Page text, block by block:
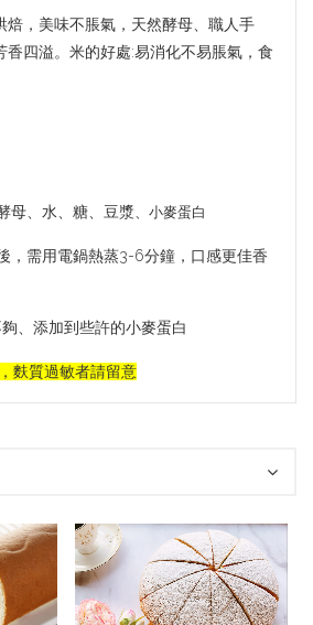
焙，美味不脹氣，天然酵母、職人手
香四溢。米的好處:易消化不易脹氣，食
母、水、糖、豆漿、小麥蛋白
，需用電鍋熱蒸3-6分鐘，口感更佳香
、添加到些許的小麥蛋白
麩質過敏者請留意
前往產品